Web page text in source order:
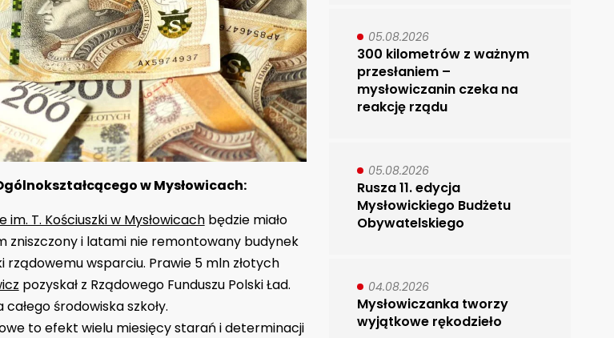
w Mysłowicach:
T. Kościuszki w Mysłowicachbędzie miało
zniszczony i latami nie remontowany budynek
rządowemu wsparciu. Prawie 5 mln złotych
pozyskał z Rządowego Funduszu Polski Ład.
środowiska szkoły.
to efekt wielu miesięcy starań i determinacji
05.08.2026
300 kilometrów z ważnym
przesłaniem –
mysłowiczanin czeka na
reakcję rządu
05.08.2026
Rusza 11. edycja
Mysłowickiego Budżetu
Obywatelskiego
04.08.2026
Mysłowiczanka tworzy
wyjątkowe rękodzieło